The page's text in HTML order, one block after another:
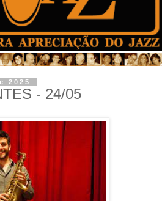
2025
- 24/05